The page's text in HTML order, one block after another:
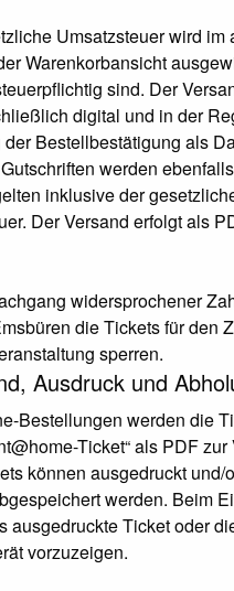
Umsatzsteuer wird im
Warenkorbansicht
sind. Der
digital und in der
Bestellbestätigung als
werden
inklusive der
Der Versand erfolgt als
widersprochener
die Tickets für den
sperren.
Ausdruck und
Bestellungen werden die
Ticket“ als PDF zur
können ausgedruckt und/
werden. Beim
ausgedruckte Ticket oder
vorzuzeigen.